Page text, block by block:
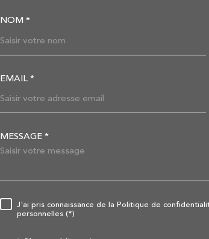
NOM *
EMAIL *
MESSAGE *
RÈGLEMENTATION
J'ai pris connaissance de la Politique de
personnelles (*)